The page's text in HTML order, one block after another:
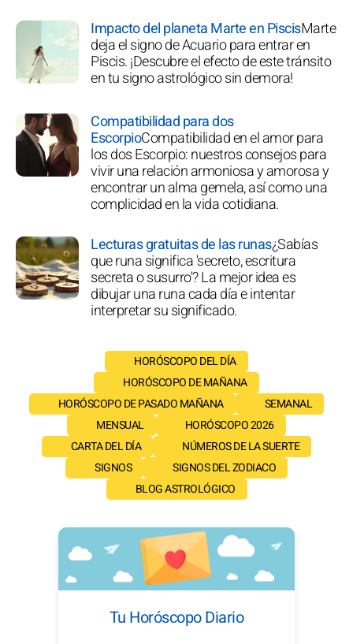
Impacto del planeta Marte en PiscisMarte
deja el signo de Acuario para entrar en
Piscis. ¡Descubre el efecto de este tránsito
en tu signo astrológico sin demora!
Compatibilidad para dos
EscorpioCompatibilidad en el amor para
los dos Escorpio: nuestros consejos para
vivir una relación armoniosa y amorosa y
encontrar un alma gemela, así como una
complicidad en la vida cotidiana.
Lecturas gratuitas de las runas¿Sabías
que runa significa 'secreto, escritura
secreta o susurro'? La mejor idea es
dibujar una runa cada día e intentar
interpretar su significado.
HORÓSCOPO DEL DÍA
HORÓSCOPO DE MAÑANA
HORÓSCOPO DE PASADO MAÑANA
SEMANAL
MENSUAL
HORÓSCOPO 2026
CARTA DEL DÍA
NÚMEROS DE LA SUERTE
SIGNOS
SIGNOS DEL ZODIACO
BLOG ASTROLÓGICO
Tu Horóscopo Diario